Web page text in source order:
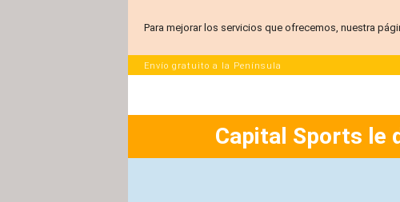
Capital Sports le
Envío gratuito a la Península
Para mejorar los servicios que ofrecemos, nuestra